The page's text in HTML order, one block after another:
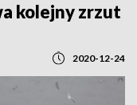
kolejny zrzut
2020-12-24